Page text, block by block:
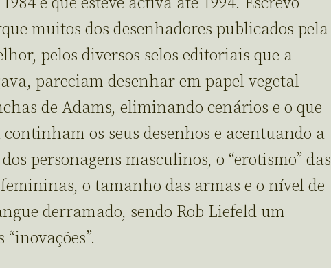
muitos dos desenhadores publicados pela
pelos diversos selos editoriais que a
pareciam desenhar em papel vegetal
de Adams, eliminando cenários e o que
os seus desenhos e acentuando a
personagens masculinos, o “erotismo” das
o tamanho das armas e o nível de
derramado, sendo Rob Liefeld um